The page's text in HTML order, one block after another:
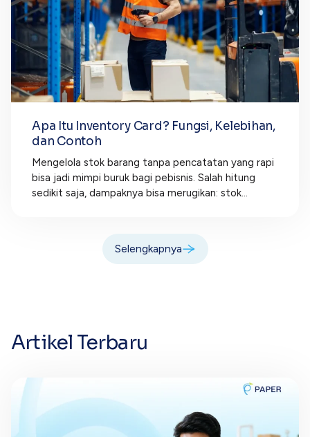
Apa Itu Inventory Card? Fungsi, Kelebihan,
dan Contoh
Mengelola stok barang tanpa pencatatan yang rapi
bisa jadi mimpi buruk bagi pebisnis. Salah hitung
sedikit saja, dampaknya bisa merugikan: stok...
Selengkapnya
Artikel Terbaru